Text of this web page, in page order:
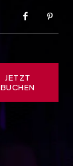
JETZT
BUCHEN